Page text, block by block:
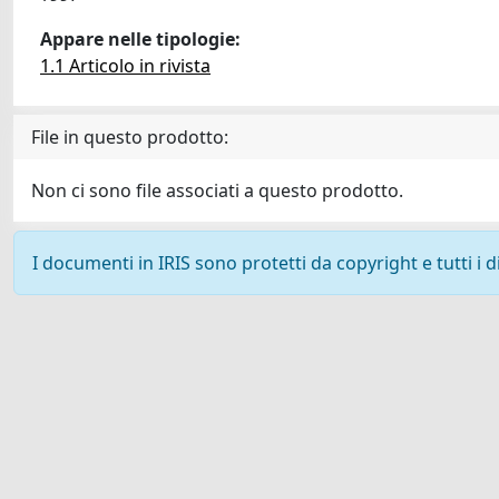
Appare nelle tipologie:
1.1 Articolo in rivista
File in questo prodotto:
Non ci sono file associati a questo prodotto.
I documenti in IRIS sono protetti da copyright e tutti i